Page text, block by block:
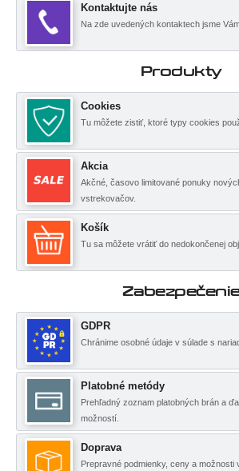
Kontaktujte nás
Na zde uvedených kontaktech jsme
Produkty
Cookies
Tu môžete zistiť, ktoré typy cookies
Akcia
Akčné, časovo limitované ponuky
vstrekovačov.
Košík
Tu sa môžete vrátiť do nedokončenej
GDPR
Chránime osobné údaje v súlade s
Platobné metódy
Prehľadný zoznam platobných brán a
možností.
Doprava
Prepravné podmienky, ceny a možnosti